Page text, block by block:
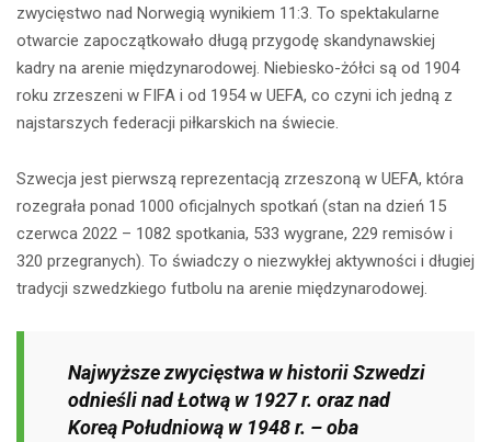
zwycięstwo nad Norwegią wynikiem 11:3. To spektakularne
otwarcie zapoczątkowało długą przygodę skandynawskiej
kadry na arenie międzynarodowej. Niebiesko-żółci są od 1904
roku zrzeszeni w FIFA i od 1954 w UEFA, co czyni ich jedną z
najstarszych federacji piłkarskich na świecie.
Szwecja jest pierwszą reprezentacją zrzeszoną w UEFA, która
rozegrała ponad 1000 oficjalnych spotkań (stan na dzień 15
czerwca 2022 – 1082 spotkania, 533 wygrane, 229 remisów i
320 przegranych). To świadczy o niezwykłej aktywności i długiej
tradycji szwedzkiego futbolu na arenie międzynarodowej.
Najwyższe zwycięstwa w historii Szwedzi
odnieśli nad Łotwą w 1927 r. oraz nad
Koreą Południową w 1948 r. – oba